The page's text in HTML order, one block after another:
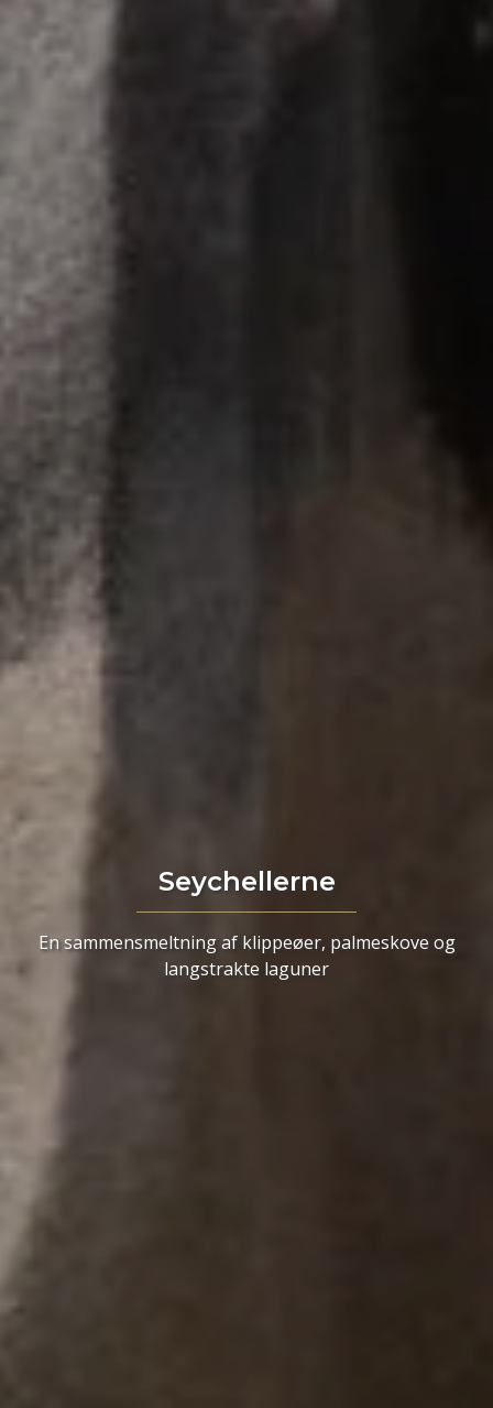
Seychellerne
En sammensmeltning af klippeøer, palmeskove og
langstrakte laguner